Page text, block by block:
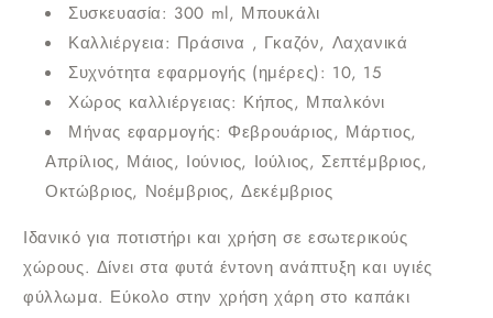
Συσκευασία: 300 ml, Μπουκάλι
Καλλιέργεια: Πράσινα , Γκαζόν, Λαχανικά
Συχνότητα εφαρμογής (ημέρες): 10, 15
Χώρος καλλιέργειας: Κήπος, Μπαλκόνι
Μήνας εφαρμογής: Φεβρουάριος, Μάρτιος,
Απρίλιος, Μάιος, Ιούνιος, Ιούλιος, Σεπτέμβριος,
Οκτώβριος, Νοέμβριος, Δεκέμβριος
Ιδανικό για ποτιστήρι και χρήση σε εσωτερικούς
χώρους. Δίνει στα φυτά έντονη ανάπτυξη και υγιές
φύλλωμα. Εύκολο στην χρήση χάρη στο καπάκι